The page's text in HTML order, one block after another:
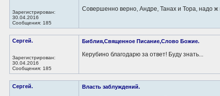
Зарегистрирован:
30.04.2016
Сообщения: 185
Совершенно верно, Андре, Танах и Тора, надо ж
Сергей.
Зарегистрирован:
30.04.2016
Сообщения: 185
Библия,Священное Писание,Слово Божие.
Керубино благодарю за ответ! Буду знать...
Сергей. Власть заблуждений.